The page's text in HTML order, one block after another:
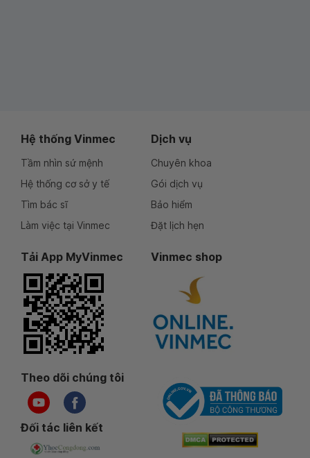
Hệ thống Vinmec
Tầm nhìn sứ mệnh
Hệ thống cơ sở y tế
Tìm bác sĩ
Làm việc tại Vinmec
Dịch vụ
Chuyên khoa
Gói dịch vụ
Bảo hiểm
Đặt lịch hẹn
Tải App MyVinmec Vinmec shop
Theo dõi chúng tôi
Đối tác liên kết